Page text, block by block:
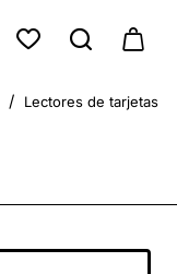
Lectores de tarjetas